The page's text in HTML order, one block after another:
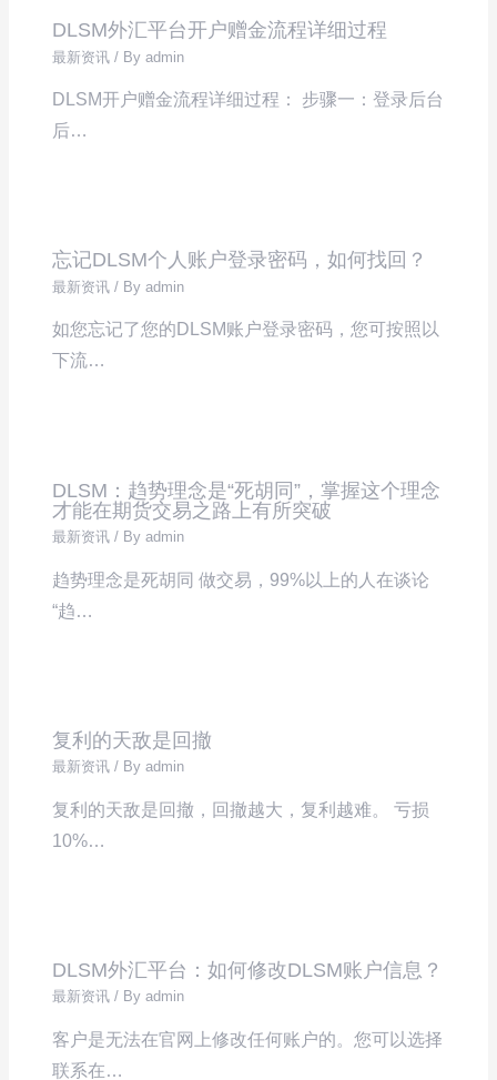
DLSM外汇平台开户赠金流程详细过程
最新资讯 / Byadmin
DLSM开户赠金流程详细过程： 步骤一：登录后台
后…
忘记DLSM个人账户登录密码，如何找回？
最新资讯 / Byadmin
如您忘记了您的DLSM账户登录密码，您可按照以
下流…
DLSM：趋势理念是“死胡同”，掌握这个理念
才能在期货交易之路上有所突破
最新资讯 / Byadmin
趋势理念是死胡同 做交易，99%以上的人在谈论
“趋…
复利的天敌是回撤
最新资讯 / Byadmin
复利的天敌是回撤，回撤越大，复利越难。 亏损
10%…
DLSM外汇平台：如何修改DLSM账户信息？
最新资讯 / Byadmin
客户是无法在官网上修改任何账户的。您可以选择
联系在…